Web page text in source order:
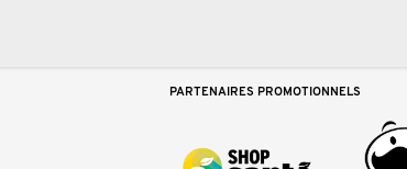
PARTENAIRES PROMOTIONNELS